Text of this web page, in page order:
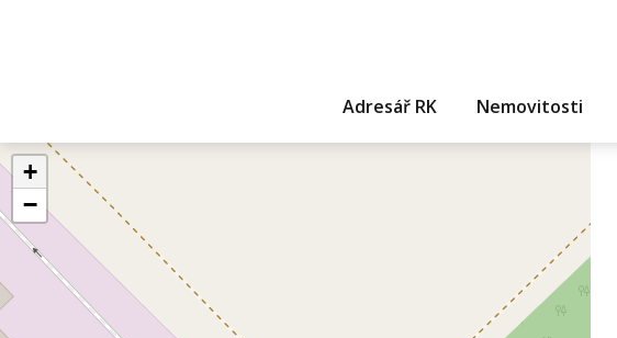
Adresář RK Nemovitosti
+
−